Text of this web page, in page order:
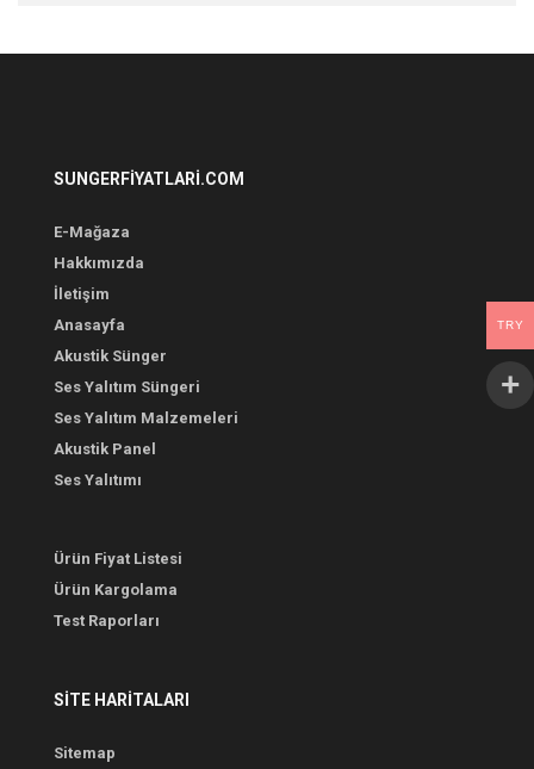
SUNGERFIYATLARI.COM
E-Mağaza
Hakkımızda
İletişim
Anasayfa
Akustik Sünger
Ses Yalıtım Süngeri
Ses Yalıtım Malzemeleri
Akustik Panel
Ses Yalıtımı
Ürün Fiyat Listesi
Ürün Kargolama
Test Raporları
SITE HARITALARI
Sitemap
TRY